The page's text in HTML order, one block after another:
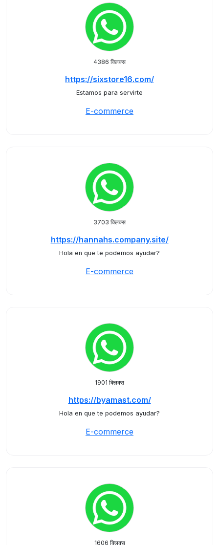
4386 क्लिक्स
https://sixstore16.com/
Estamos para servirte
E-commerce
3703 क्लिक्स
https://hannahs.company.site/
Hola en que te podemos ayudar?
E-commerce
1901 क्लिक्स
https://byamast.com/
Hola en que te podemos ayudar?
E-commerce
1606 क्लिक्स